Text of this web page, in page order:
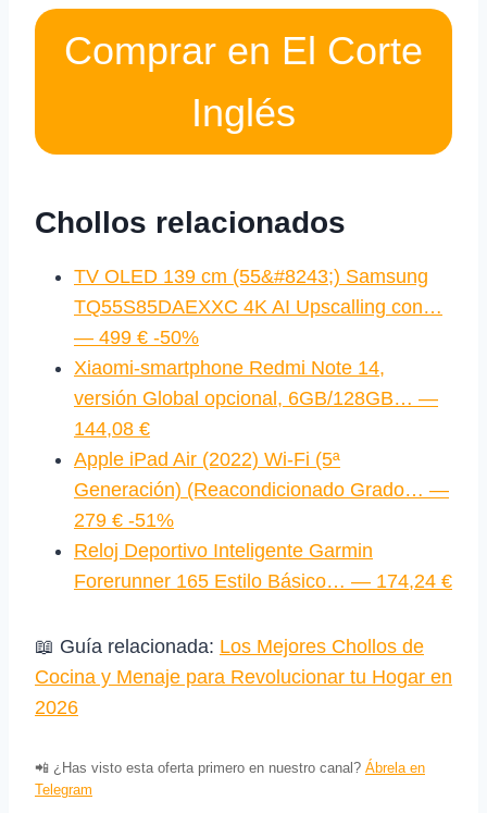
Comprar en El Corte
Inglés
Chollos relacionados
TV OLED 139 cm (55&#8243;) Samsung
TQ55S85DAEXXC 4K AI Upscalling con…
— 499 € -50%
Xiaomi-smartphone Redmi Note 14,
versión Global opcional, 6GB/128GB… —
144,08 €
Apple iPad Air (2022) Wi-Fi (5ª
Generación) (Reacondicionado Grado… —
279 € -51%
Reloj Deportivo Inteligente Garmin
Forerunner 165 Estilo Básico… — 174,24 €
📖 Guía relacionada: Los Mejores Chollos de
Cocina y Menaje para Revolucionar tu Hogar en
2026
📲 ¿Has visto esta oferta primero en nuestro canal? Ábrela en
Telegram